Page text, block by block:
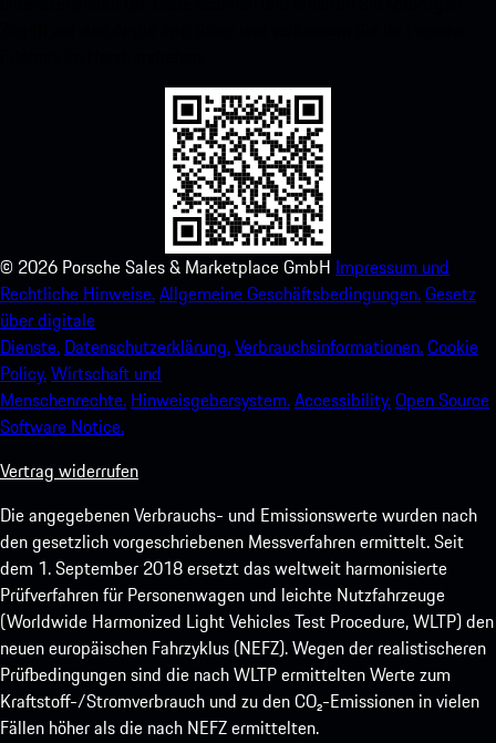
© 2026 Porsche Sales & Marketplace GmbH Impressum und
Rechtliche Hinweise.Allgemeine Geschäftsbedingungen.Gesetz
über digitale
Dienste. Datenschutzerklärung.Verbrauchsinformationen.Cookie
Policy.Wirtschaft und
Menschenrechte. Hinweisgebersystem.Accessibility.Open Source
Software Notice.
Vertrag widerrufen
Die angegebenen Verbrauchs- und Emissionswerte wurden nach
den gesetzlich vorgeschriebenen Messverfahren ermittelt. Seit
dem 1. September 2018 ersetzt das weltweit harmonisierte
Prüfverfahren für Personenwagen und leichte Nutzfahrzeuge
(Worldwide Harmonized Light Vehicles Test Procedure, WLTP) den
neuen europäischen Fahrzyklus (NEFZ). Wegen der realistischeren
Prüfbedingungen sind die nach WLTP ermittelten Werte zum
Kraftstoff-/Stromverbrauch und zu den CO₂-Emissionen in vielen
Fällen höher als die nach NEFZ ermittelten.